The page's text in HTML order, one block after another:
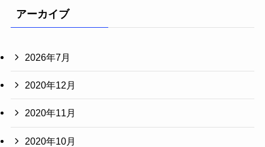
アーカイブ
2026年7月
2020年12月
2020年11月
2020年10月